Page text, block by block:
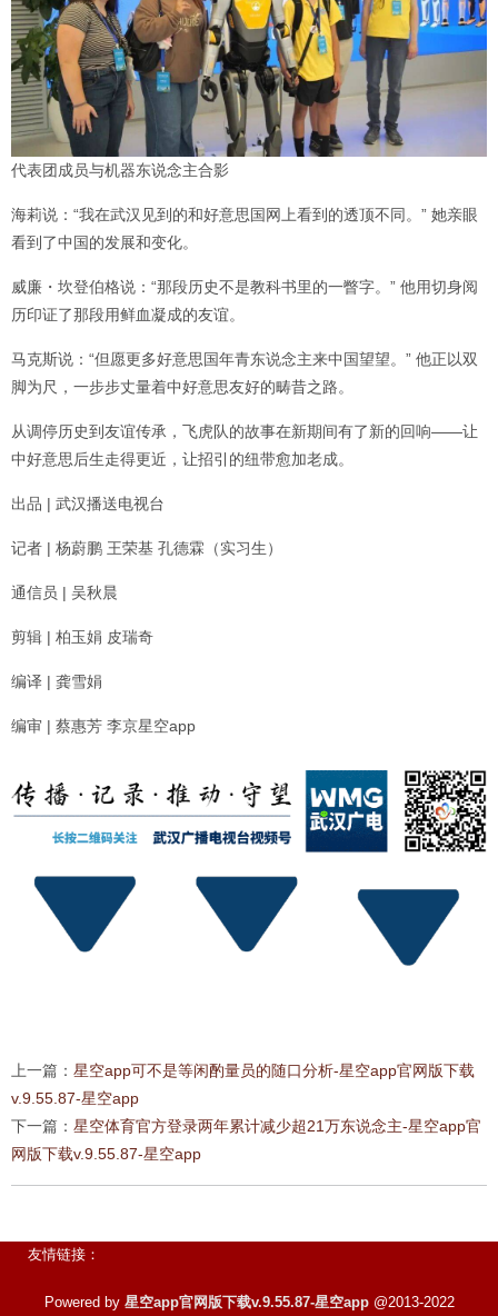
代表团成员与机器东说念主合影
海莉说：“我在武汉见到的和好意思国网上看到的透顶不同。” 她亲眼
看到了中国的发展和变化。
威廉・坎登伯格说：“那段历史不是教科书里的一瞥字。” 他用切身阅
历印证了那段用鲜血凝成的友谊。
马克斯说：“但愿更多好意思国年青东说念主来中国望望。” 他正以双
脚为尺，一步步丈量着中好意思友好的畴昔之路。
从调停历史到友谊传承，飞虎队的故事在新期间有了新的回响——让
中好意思后生走得更近，让招引的纽带愈加老成。
出品 | 武汉播送电视台
记者 | 杨蔚鹏 王荣基 孔德霖（实习生）
通信员 | 吴秋晨
剪辑 | 柏玉娟 皮瑞奇
编译 | 龚雪娟
编审 | 蔡惠芳 李京星空app
上一篇： 星空app可不是等闲酌量员的随口分析-星空app官网版下载
v.9.55.87-星空app
下一篇： 星空体育官方登录两年累计减少超21万东说念主-星空app官
网版下载v.9.55.87-星空app
友情链接：
Powered by 星空app官网版下载v.9.55.87-星空app@2013-2022